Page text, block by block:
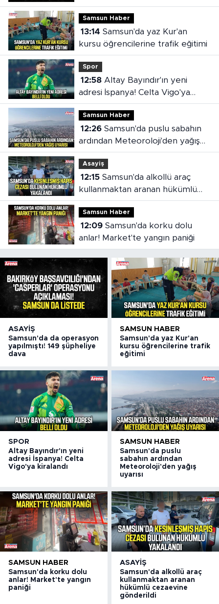
Samsun Haber
13:14
kursu öğrencilerine trafik eğitimi
Spor
12:58Altay Bayındır'ın yeni
adresi İspanya! Celta Vigo'ya
kiralandı
Samsun Haber
12:26Samsun'da puslu sabahın
ardından Meteoroloji'den yağış
uyarısı
Asayiş
12:15Samsun'da alkollü araç
kullanmaktan aranan hükümlü
cezaevine gönderildi
Samsun Haber
12:09Samsun'da korku dolu
anlar! Market'te yangın paniği
ASAYIŞ
Samsun'da da operasyon
yapılmıştı! 149 şüpheliye
dava
SAMSUN HABER
Samsun'da yaz Kur'an
kursu öğrencilerine trafik
eğitimi
SPOR
Altay Bayındır'ın yeni
adresi İspanya! Celta
Vigo'ya kiralandı
SAMSUN HABER
Samsun'da puslu
sabahın ardından
Meteoroloji'den yağış
uyarısı
SAMSUN HABER
Samsun'da korku dolu
anlar! Market'te yangın
paniği
ASAYIŞ
Samsun'da alkollü araç
kullanmaktan aranan
hükümlü cezaevine
gönderildi